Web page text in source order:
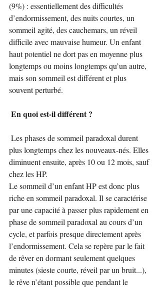
(9%) : essentiellement des difficultés
d’endormissement, des nuits courtes, un
sommeil agité, des cauchemars, un réveil
difficile avec mauvaise humeur. Un enfant
haut potentiel ne dort pas en moyenne plus
longtemps ou moins longtemps qu’un autre,
mais son sommeil est différent et plus
souvent perturbé.
En quoi est-il différent ?
plus longtemps chez les nouveaux-nés. Elles
diminuent ensuite, après 10 ou 12 mois, sauf
chez les HP.
Le sommeil d’un enfant HP est donc plus
riche en sommeil paradoxal. Il se caractérise
par une capacité à passer plus rapidement en
phase de sommeil paradoxal au cours d’un
cycle, et parfois presque directement après
l’endormissement. Cela se repère par le fait
de rêver en dormant seulement quelques
minutes (sieste courte, réveil par un bruit...),
le rêve n’étant possible que pendant le